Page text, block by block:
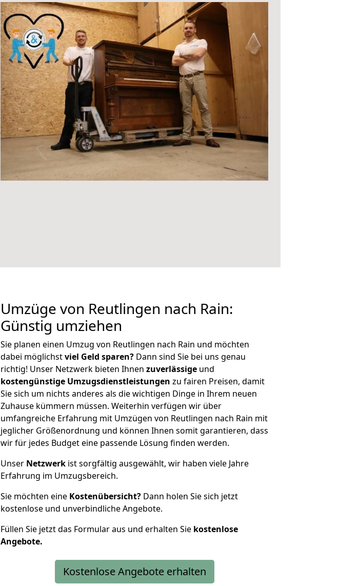
Umzüge von Reutlingen nach Rain:
Günstig umziehen
Sie planen einen Umzug von Reutlingen nach Rain und möchten
dabei möglichstviel Geld sparen? Dann sind Sie bei uns genau
richtig! Unser Netzwerk bieten Ihnen zuverlässige und
kostengünstige Umzugsdienstleistungen zu fairen Preisen, damit
Sie sich um nichts anderes als die wichtigen Dinge in Ihrem neuen
Zuhause kümmern müssen. Weiterhin verfügen wir über
umfangreiche Erfahrung mit Umzügen von Reutlingen nach Rain mit
jeglicher Größenordnung und können Ihnen somit garantieren, dass
wir für jedes Budget eine passende Lösung finden werden.
Unser Netzwerk ist sorgfältig ausgewählt, wir haben viele Jahre
Erfahrung im Umzugsbereich.
Sie möchten eine Kostenübersicht? Dann holen Sie sich jetzt
kostenlose und unverbindliche Angebote.
Füllen Sie jetzt das Formular aus und erhalten Sie kostenlose
Angebote.
Kostenlose Angebote erhalten